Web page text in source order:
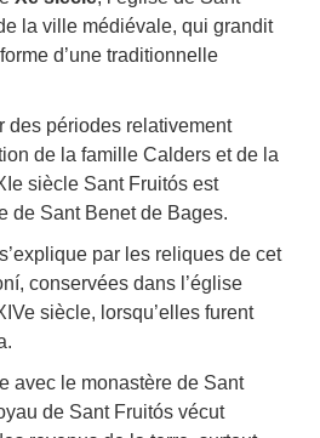
la ville médiévale, qui grandit
d’une traditionnelle
des périodes relativement
de la famille Calders et de la
siècle Sant Fruitós est
de Sant Benet de Bages.
par les reliques de cet
conservées dans l’église
siècle, lorsqu’elles furent
avec le monastère de Sant
de Sant Fruitós vécut